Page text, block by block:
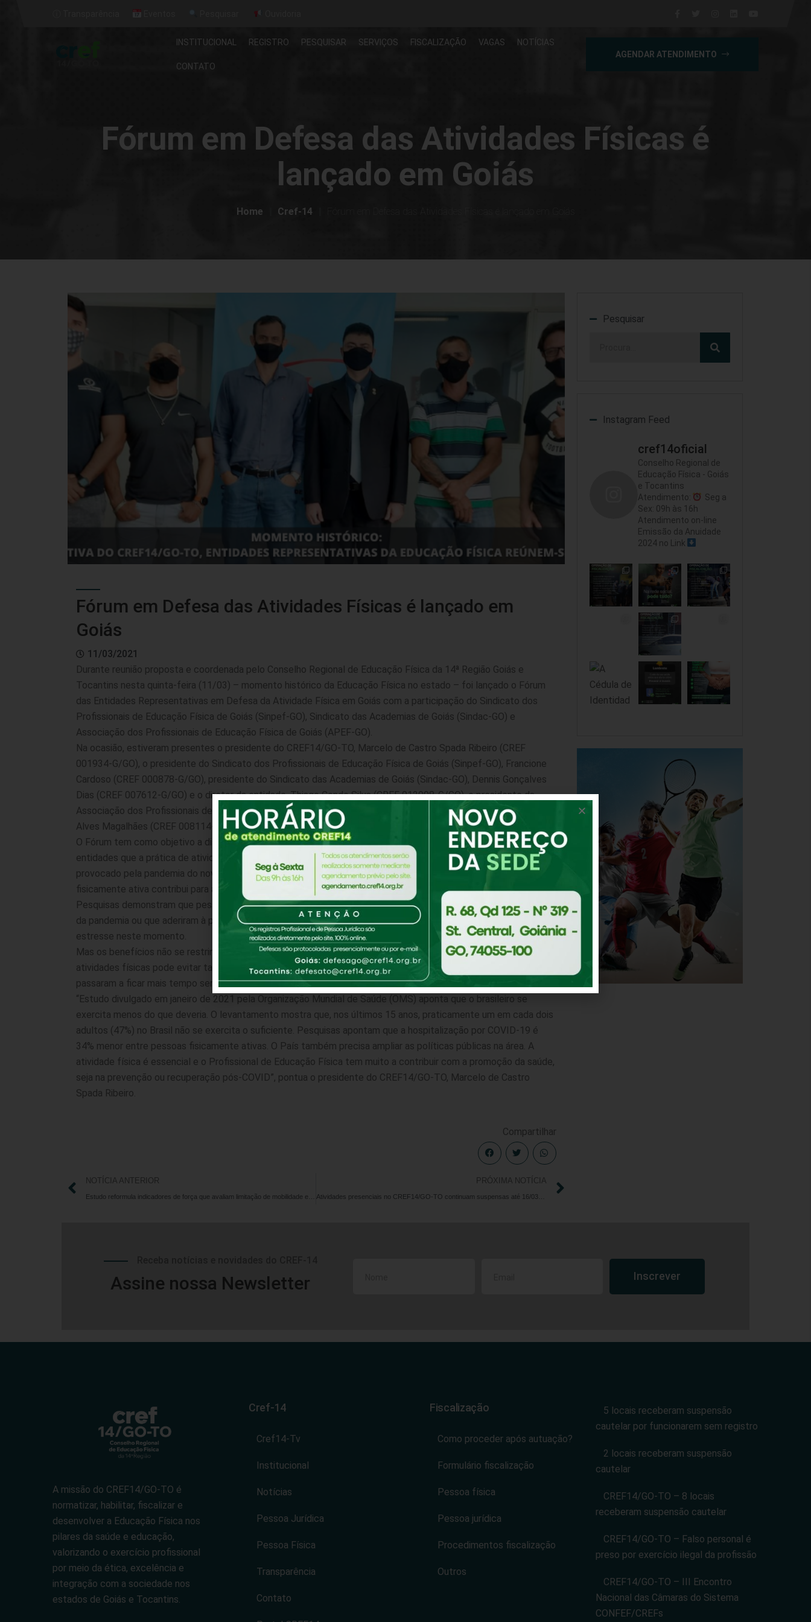
INSTITUCIONAL REGISTRO PESQUISAR SERVIÇOS FISCALIZAÇÃO VAGAS NOTÍCIAS
CONTATO
AGENDAR ATENDIMENTO
Fórum em Defesa das Atividades Físicas é
lançado em Goiás
Home Cref-14
Fórum em Defesa das Atividades Físicas é lançado em
Goiás
11/03/2021
Durante reunião proposta e coordenada pelo Conselho Regional de Educação Física da 14ª Região Goiás e
Tocantins nesta quinta-feira (11/03) – momento histórico da Educação Física no estado – foi lançado o Fórum
das Entidades Representativas em Defesa da Atividade Física em Goiás com a participação do Sindicato dos
Profissionais de Educação Física de Goiás (Sinpef-GO), Sindicato das Academias de Goiás (Sindac-GO) e
Associação dos Profissionais de Educação Física de Goiás (APEF-GO).
Na ocasião, estiveram presentes o presidente do CREF14/GO-TO, Marcelo de Castro Spada Ribeiro (CREF
001934-G/GO), o presidente do Sindicato dos Profissionais de Educação Física de Goiás (Sinpef-GO), Francione
Cardoso (CREF 000878-G/GO), presidente do Sindicato das Academias de Goiás (Sindac-GO), Dennis Gonçalves
Dias (CREF 007612-G/GO) e o diretor da entidade, Thiago Conde Silva (CREF 012998-G/GO), o presidente da
Associação dos Profissionais de Educação Física de Goiás (APEF-GO), Carlos Javally e o diretor da APEF, André
Alves Magalhães (CREF 008114-G/GO).
O Fórum tem como objetivo a discussão de ações conjuntas em prol da Educação Física. É consenso entre as
entidades que a prática de atividades físicas se tornou ainda mais importante no período de isolamento social
provocado pela pandemia do novo coronavírus. Além de fortalecer o sistema imunológico, manter a população
fisicamente ativa contribui para a boa saúde mental.
Pesquisas demonstram que pessoas com estilo de vida mais saudável, que já realizavam atividades físicas antes
da pandemia ou que aderiram à prática regular neste período, estão conseguindo lidar melhor a ansiedade e o
estresse neste momento.
Mas os benefícios não se restringem à parte imunológica, à saúde mental e qualidade de vida. A realização de
atividades físicas pode evitar também problemas de mobilidade no futuro, principalmente para as pessoas
passaram a ficar mais tempo sentadas.
“Estudo divulgado em janeiro de 2021 pela Organização Mundial de Saúde (OMS) aponta que o brasileiro se
exercita menos do que deveria. O levantamento mostra que, nos últimos 15 anos, praticamente um em cada dois
adultos (47%) no Brasil não se exercita o suficiente. Pesquisas apontam que a hospitalização por COVID-19 é
34% menor entre pessoas fisicamente ativas. O País também precisa ampliar as políticas públicas na área. A
atividade física é essencial e o Profissional de Educação Física tem muito a contribuir com a promoção da saúde,
seja na prevenção ou recuperação pós-COVID”, pontua o presidente do CREF14/GO-TO, Marcelo de Castro
Spada Ribeiro.
Compartilhar
NOTÍCIA ANTERIOR PRÓXIMA NOTÍCIA
Pesquisar
Instagram Feed
cref14oficial
Conselho Regional de
Educação Física - Goiás
e Tocantins
Atendimento:
Seg a
Sex: 09h às 16h
Atendimento on-line
Emissão da Anuidade
2024 no Link
Assine nossa Newsletter Inscrever
A missão do CREF14/GO-TO é
normatizar, habilitar, fiscalizar e
desenvolver a Educação Física nos
pilares da saúde e educação,
valorizando o exercício profissional
por meio da ética, excelência e
integração com a sociedade nos
estados de Goiás e Tocantins.
Cref-14
Cref14-Tv
Institucional
Notícias
Pessoa Jurídica
Pessoa Física
Transparência
Contato
Fiscalização
Como proceder após autuação?
Formulário fiscalização
Pessoa física
Pessoa jurídica
Procedimentos fiscalização
Outros
5 locais receberam suspensão
cautelar por funcionarem sem registro
2 locais receberam suspensão
cautelar
CREF14/GO-TO – 8 locais
receberam suspensão cautelar
CREF14/GO-TO – Falso personal é
preso por exercício ilegal da profissão
CREF14/GO-TO – III Encontro
Nacional das Câmaras do Sistema
CONFEF/CREFs